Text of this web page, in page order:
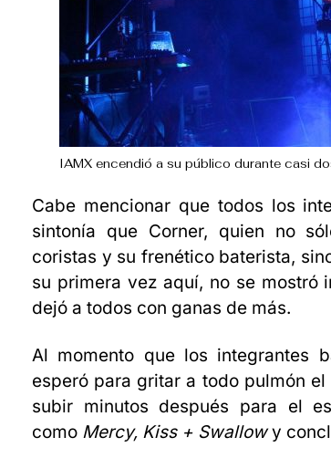
IAMX encendió a su público durante casi
Cabe mencionar que todos los
sintonía que Corner, quien no
coristas y su frenético baterista,
su primera vez aquí, no se mostró
dejó a todos con ganas de más.
Al momento que los integrantes
esperó para gritar a todo pulmón
subir minutos después para el
como Mercy, Kiss + Swallowy